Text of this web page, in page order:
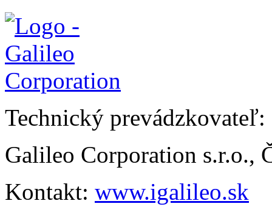
Technický prevádzkovateľ:
Galileo Corporation s.r.o.,
Kontakt: www.igalileo.sk